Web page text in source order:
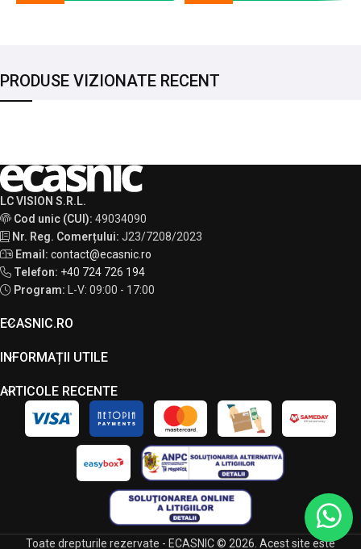
PRODUSE VIZIONATE RECENT
LC VISION S.R.L.
Cod unic (CUI): 49034090
Nr. Reg. Comerțului: J23/7208/2023
Email: contact@ecasnic.ro
Telefon: +40 724 726 194
Program:
L-V: 09:00 - 17:00
ECASNIC.RO
INFORMAȚII UTILE
ARTICOLE RECENTE
Toate drepturile rezervate - ECASNIC © 2026. Acest site este